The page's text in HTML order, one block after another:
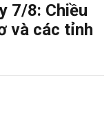
7/8: Chiều
và các tỉnh